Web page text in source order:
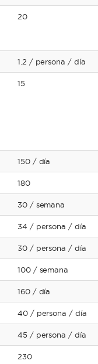
20
1.2 / persona / día
15
150 / día
180
30 / semana
34 / persona / día
30 / persona / día
100 / semana
160 / día
40 / persona / día
45 / persona / día
230